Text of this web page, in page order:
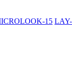
15